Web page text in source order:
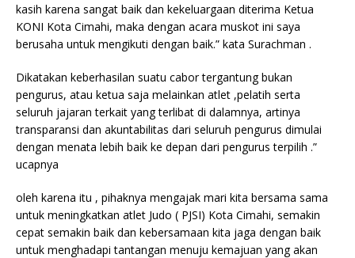
kasih karena sangat baik dan kekeluargaan diterima Ketua
KONI Kota Cimahi, maka dengan acara muskot ini saya
berusaha untuk mengikuti dengan baik.” kata Surachman .
Dikatakan keberhasilan suatu cabor tergantung bukan
pengurus, atau ketua saja melainkan atlet ,pelatih serta
seluruh jajaran terkait yang terlibat di dalamnya, artinya
transparansi dan akuntabilitas dari seluruh pengurus dimulai
dengan menata lebih baik ke depan dari pengurus terpilih .”
ucapnya
oleh karena itu , pihaknya mengajak mari kita bersama sama
untuk meningkatkan atlet Judo ( PJSI) Kota Cimahi, semakin
cepat semakin baik dan kebersamaan kita jaga dengan baik
untuk menghadapi tantangan menuju kemajuan yang akan